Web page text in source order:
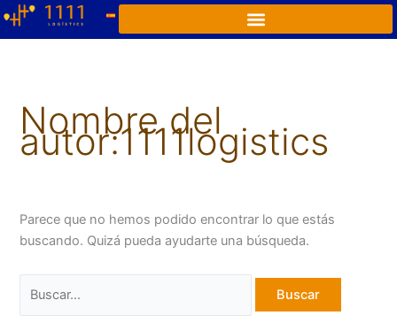
Ir
Nombre del
autor:1111logistics
Parece que no hemos podido encontrar lo que estás
buscando. Quizá pueda ayudarte una búsqueda.
Buscar
por: